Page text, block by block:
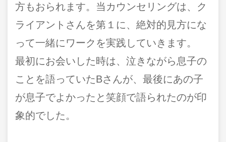
方もおられます。当カウンセリングは、ク
ライアントさんを第１に、絶対的見方にな
って一緒にワークを実践していきます。
最初にお会いした時は、泣きながら息子の
ことを語っていたBさんが、最後にあの子
が息子でよかったと笑顔で語られたのが印
象的でした。